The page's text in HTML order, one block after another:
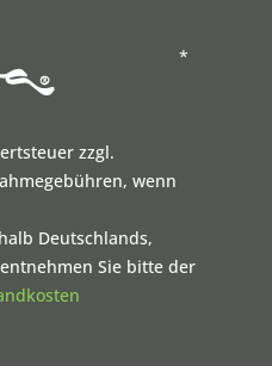
*
zzgl.
wenn
Deutschlands,
Sie bitte der